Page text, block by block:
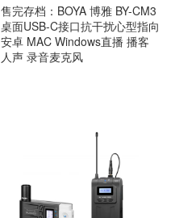
售完存档：BOYA 博雅 BY-CM3
桌面USB-C接口抗干扰心型指向
安卓 MAC Windows直播 播客
人声 录音麦克风